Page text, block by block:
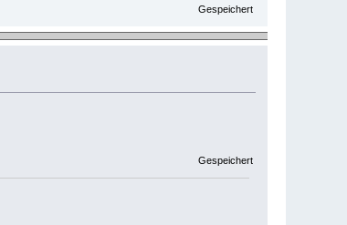
Gespeichert
Gespeichert